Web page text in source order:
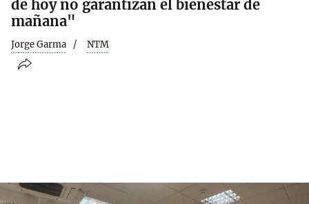
de hoy no garantizan el bienestar de
mañana"
Jorge Garma NTM